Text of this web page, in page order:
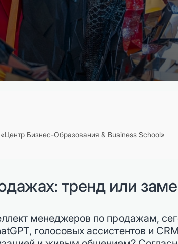
Бизнес-Образования & Business School»
тренд или
менеджеров по продажам,
голосовых ассистентов и